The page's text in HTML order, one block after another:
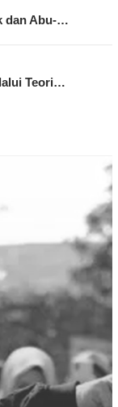
dan Abu-…
Teori…